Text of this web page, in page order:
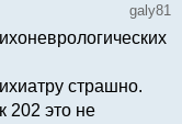
galy81
страшно.
202 это не